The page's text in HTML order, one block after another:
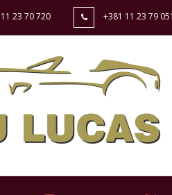
23 70 720 +381 11 23 79 051